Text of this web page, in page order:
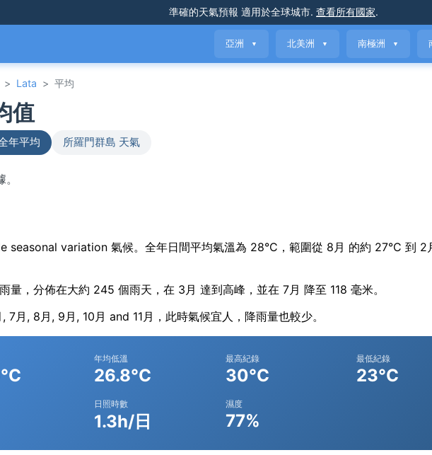
準確的天氣預報 適用於全球城市. 查看所有國家.
亞洲 ▼ 北美洲 ▼ 南極洲 ▼
> Lata > 平均
值
年平均 所羅門群島 天氣
variation 氣候。全年日間平均氣溫為 28°C，範圍從 8月 的約 27°C 到 2
，分佈在大約 245 個雨天，在 3月 達到高峰，並在 7月 降至 118 毫米。
月, 8月, 9月, 10月 and 11月，此時氣候宜人，降雨量也較少。
年均低溫
26.8°C
最高紀錄
30°C
最低紀錄
23°C
日照時數
1.3h/日
濕度
77%